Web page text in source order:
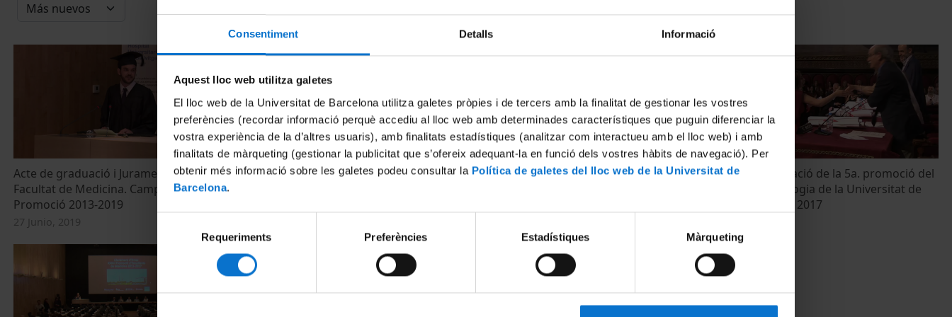
Consentiment Detalls Informació
Aquest lloc web utilitza galetes
El lloc web de la Universitat de Barcelona utilitza galetes pròpies i de tercers amb la finalitat de gestionar les vostres
preferències (recordar informació perquè accediu al lloc web amb determinades característiques que puguin diferenciar la
vostra experiència de la d’altres usuaris), amb finalitats estadístiques (analitzar com interactueu amb el lloc web) i amb
finalitats de màrqueting (gestionar la publicitat que s’ofereix adequant-la en funció dels vostres hàbits de navegació). Per
obtenir més informació sobre les galetes podeu consultar la Política de galetes del lloc web de la Universitat de
Barcelona.
consentiment
Requeriments Preferències Estadístiques Màrqueting
Acte de graduació i Jurament Hipocràtic.
Facultat de Medicina. Campus Bellvitge.
Promoció 2013-2019
27 Junio, 2019
Acte de Graduació i Jurament Hipocràtic.
Masterclass de La Marató de TV3 a la
Acte de Graduació de la 5a. promoció del
Grau en Podologia de la Universitat de
Barcelona. Any 2017